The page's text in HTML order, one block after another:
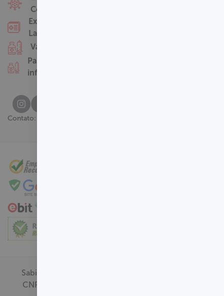
Covid-19
Exames
Laboratoriais
Vacinas
Pacotes
infantis
Contato:
Sabin Medicina Diagnóstica -
CNPJ - 00.718.528/0001-09